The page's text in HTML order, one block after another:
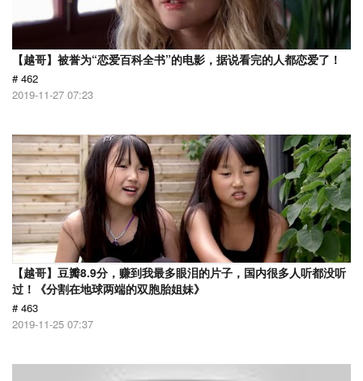
【越哥】被誉为“恋爱百科全书”的电影，据说看完的人都恋爱了！
# 462
2019-11-27 07:23
【越哥】豆瓣8.9分，赚到我最多眼泪的片子，国内很多人听都没听
过！《分割在地球两端的双胞胎姐妹》
# 463
2019-11-25 07:37